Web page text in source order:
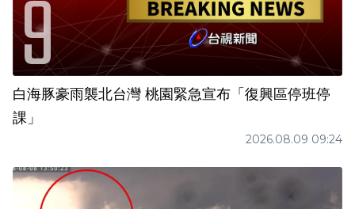
白海豚豪雨襲北台灣 桃園緊急宣布「復興區停班停
課」
2026.08.09 09:24